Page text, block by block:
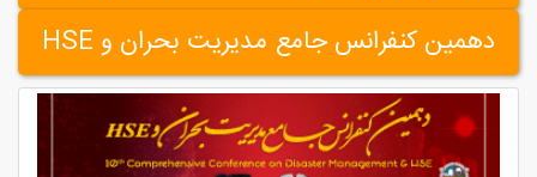
دهمین کنفرانس جامع مدیریت بحران و HSE